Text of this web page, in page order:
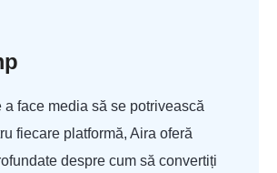
a face media să se potrivească
fiecare platformă, Aira oferă
despre cum să convertiți